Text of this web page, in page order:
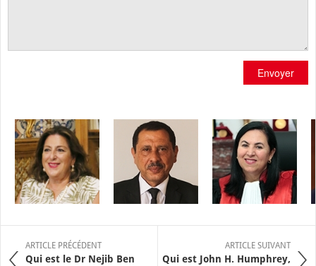
Envoyer
ARTICLE PRÉCÉDENT
Qui est le Dr Nejib Ben
ARTICLE SUIVANT
Qui est John H. Humphrey,